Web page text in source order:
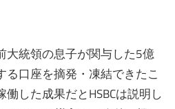
大統領の息子が関与した5億
る口座を摘発・凍結できたこ
した成果だとHSBCは説明し